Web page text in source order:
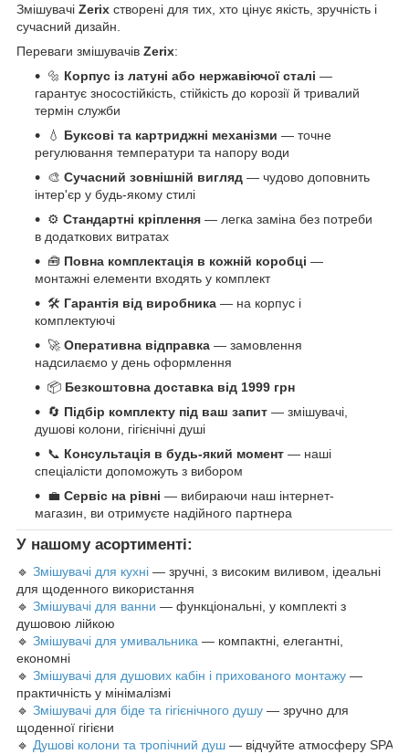
Змішувачі Zerix створені для тих, хто цінує якість, зручність і
сучасний дизайн.
Переваги змішувачів Zerix:
🔩 Корпус із латуні або нержавіючої сталі —
гарантує зносостійкість, стійкість до корозії й тривалий
термін служби
💧 Буксові та картриджні механізми — точне
регулювання температури та напору води
🎨 Сучасний зовнішній вигляд — чудово доповнить
інтер'єр у будь-якому стилі
⚙️ Стандартні кріплення — легка заміна без потреби
в додаткових витратах
🧰 Повна комплектація в кожній коробці —
монтажні елементи входять у комплект
🛠️ Гарантія від виробника — на корпус і
комплектуючі
🚀 Оперативна відправка — замовлення
надсилаємо у день оформлення
📦 Безкоштовна доставка від 1999 грн
🔄 Підбір комплекту під ваш запит — змішувачі,
душові колони, гігієнічні душі
📞 Консультація в будь-який момент — наші
спеціалісти допоможуть з вибором
💼 Сервіс на рівні — вибираючи наш інтернет-
магазин, ви отримуєте надійного партнера
У нашому асортименті:
🔹 Змішувачі для кухні — зручні, з високим виливом, ідеальні
для щоденного використання
🔹 Змішувачі для ванни — функціональні, у комплекті з
душовою лійкою
🔹 Змішувачі для умивальника — компактні, елегантні,
економні
🔹 Змішувачі для душових кабін і прихованого монтажу —
практичність у мінімалізмі
🔹 Змішувачі для біде та гігієнічного душу — зручно для
щоденної гігієни
🔹 Душові колони та тропічний душ — відчуйте атмосферу SPA